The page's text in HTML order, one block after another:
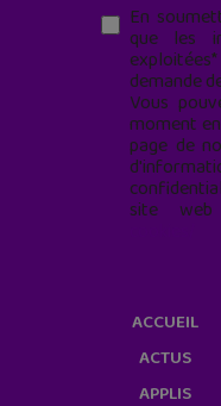
En
que les
demande
Vous
moment
page de
site web
ACCUEIL
ACTUS
APPLIS